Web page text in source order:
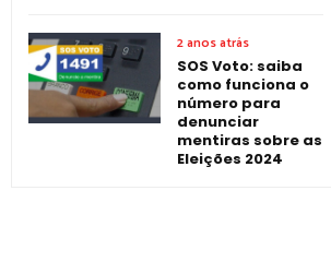
2 anos atrás
SOS Voto: saiba
como funciona o
número para
denunciar
mentiras sobre as
Eleições 2024